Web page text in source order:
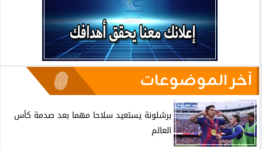
آخر الموضوعات
برشلونة يستعيد سلاحا مهما بعد صدمة كأس
العالم